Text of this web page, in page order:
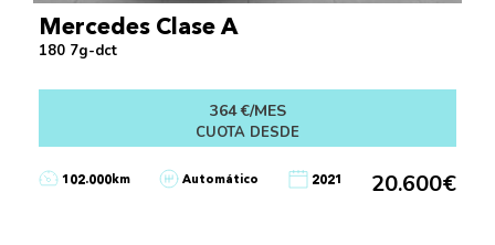
Mercedes Clase A
180 7g-dct
364 €/MES
CUOTA DESDE
102.000km Automático 2021 20.600€